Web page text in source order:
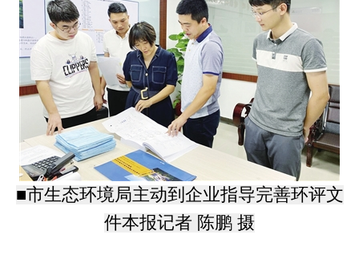
■市生态环境局主动到企业指导完善环评文
件本报记者 陈鹏 摄